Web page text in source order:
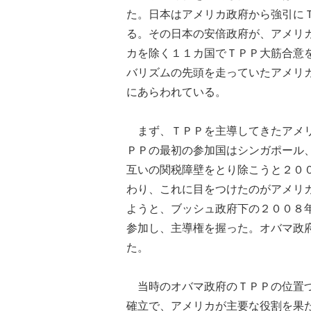
た。日本はアメリカ政府から強引に
る。その日本の安倍政府が、アメ
カを除く１１カ国でＴＰＰ大筋合
バリズムの先頭を走っていたアメリ
にあらわれている。
まず、ＴＰＰを主導してきたアメ
ＰＰの最初の参加国はシンガポー
互いの関税障壁をとり除こうと２０
わり、これに目をつけたのがアメリ
ようと、ブッシュ政府下の２００
参加し、主導権を握った。オバマ政
た。
当時のオバマ政府のＴＰＰの位置
確立で、アメリカが主要な役割を